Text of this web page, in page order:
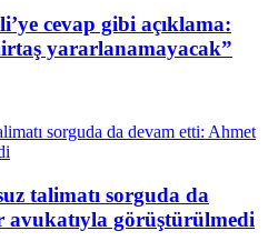
cevap gibi açıklama:
yararlanamayacak”
talimatı sorguda da
avukatıyla görüştürülmedi